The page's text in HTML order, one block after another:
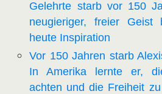
Gelehrte starb vor 150
neugieriger, freier Geist
heute Inspiration
Vor 150 Jahren starb
In Amerika lernte er,
achten und die Freiheit